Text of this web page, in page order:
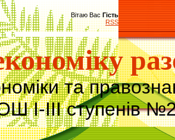
Вітаю Вас Гість
RSS
та
І-ІІІ ступенів